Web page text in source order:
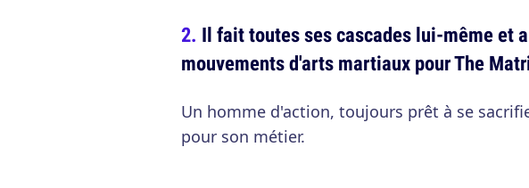
Il fait toutes ses cascades lui-même et
mouvements d'arts martiaux pour The
Un homme d'action, toujours prêt à se
pour son métier.